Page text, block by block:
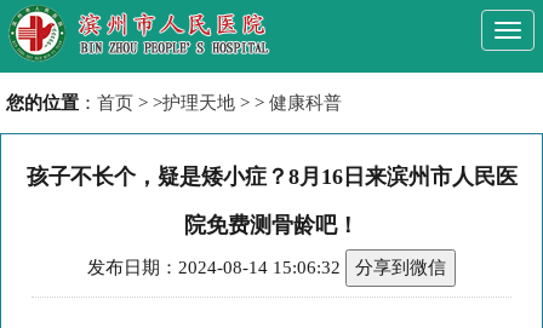
您的位置 ： 首页 > >护理天地 > > 健康科普
孩子不长个，疑是矮小症？8月16日来滨州市人民医
院免费测骨龄吧！
发布日期：2024-08-14 15:06:32 分享到微信